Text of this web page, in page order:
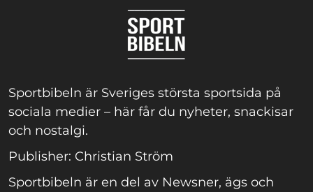
Sportbibeln är Sveriges största sportsida på
sociala medier – här får du nyheter, snackisar
och nostalgi.
Publisher: Christian Ström
Sportbibeln är en del av Newsner, ägs och